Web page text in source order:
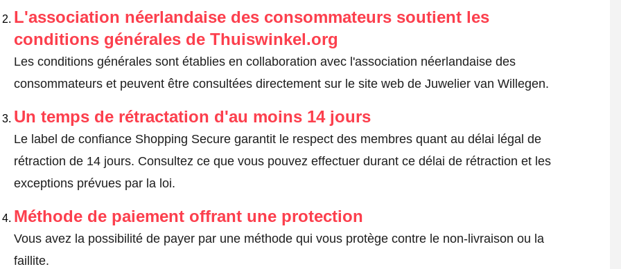
L'association néerlandaise des consommateurs soutient les
conditions générales de Thuiswinkel.org
Les conditions générales sont établies en collaboration avec l'association néerlandaise des
consommateurs et peuvent être consultées directement sur le site web de Juwelier van Willegen.
Un temps de rétractation d'au moins 14 jours
Le label de confiance Shopping Secure garantit le respect des membres quant au délai légal de
rétraction de 14 jours. Consultez ce que vous pouvez effectuer durant ce délai de rétraction et les
exceptions prévues par la loi.
Méthode de paiement offrant une protection
Vous avez la possibilité de payer par une méthode qui vous protège contre le non-livraison ou la
faillite.